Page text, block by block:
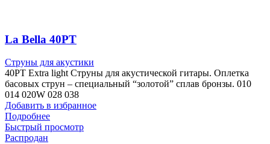
La Bella 40PT
Струны для акустики
40PT Extra light Струны для акустической гитары. Оплетка
басовых струн – специальный “золотой” сплав бронзы. 010
014 020W 028 038
Добавить в избранное
Подробнее
Быстрый просмотр
Распродан